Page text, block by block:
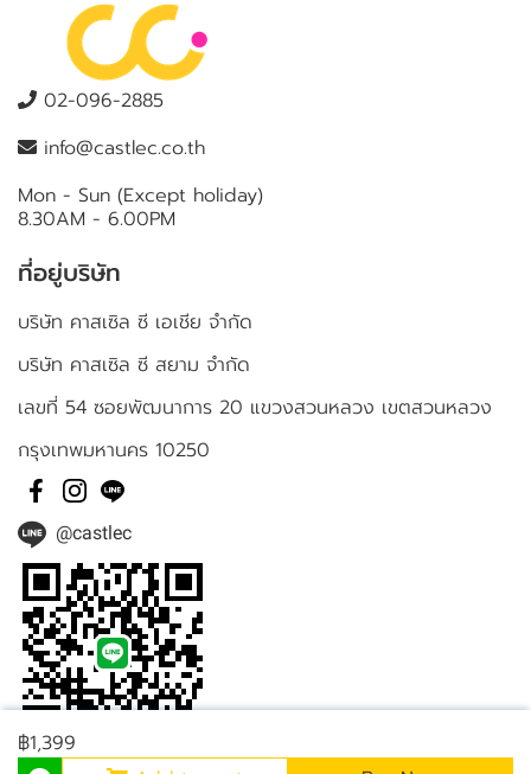
฿1,399
02-096-2885
info@castlec.co.th
Mon - Sun (Except holiday)
8.30AM - 6.00PM
ที่อยู่บริษัท
บริษัท คาสเซิล ซี เอเชีย จำกัด
บริษัท คาสเซิล ซี สยาม จำกัด
เลขที่ 54 ซอยพัฒนาการ 20 แขวงสวนหลวง เขตสวนหลวง
กรุงเทพมหานคร 10250
@castlec